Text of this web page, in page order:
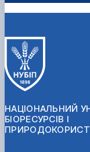
НАЦІОНАЛЬНИЙ
БІОРЕСУРСІВ І